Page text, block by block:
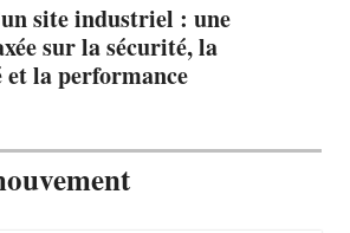
site industriel : une
sur la sécurité, la
la performance